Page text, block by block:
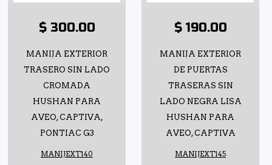
$ 300.00
MANIJA EXTERIOR
TRASERO SIN LADO
CROMADA
HUSHAN PARA
AVEO, CAPTIVA,
PONTIAC G3
MANIJEXT140
$ 190.00
MANIJA EXTERIOR
DE PUERTAS
TRASERAS SIN
LADO NEGRA LISA
HUSHAN PARA
AVEO, CAPTIVA
MANIJEXT145